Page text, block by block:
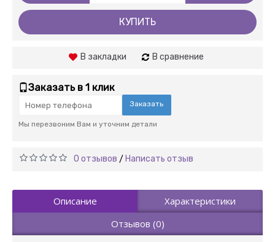
КУПИТЬ
В закладки В сравнение
Заказать в 1 клик
Заказать
Мы перезвоним Вам и уточним детали
0 отзывов / Написать отзыв
Описание
Характеристики
Отзывов (0)